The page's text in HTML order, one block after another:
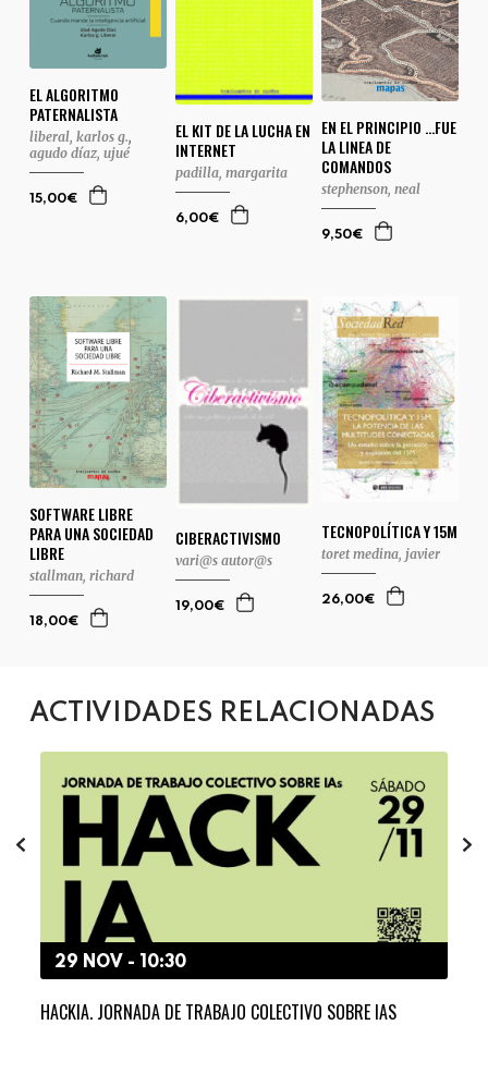
EL ALGORITMO
PATERNALISTA
liberal, karlos g.,
agudo díaz, ujué
15,00€
EL KIT DE LA LUCHA EN
INTERNET
padilla, margarita
6,00€
EN EL PRINCIPIO ...FUE
LA LINEA DE
COMANDOS
stephenson, neal
9,50€
SOFTWARE LIBRE
PARA UNA SOCIEDAD
LIBRE
stallman, richard
18,00€
CIBERACTIVISMO
vari@s autor@s
19,00€
TECNOPOLÍTICA Y 15M
toret medina, javier
26,00€
ACTIVIDADES RELACIONADAS
29 NOV - 10:30
HACKIA. JORNADA DE TRABAJO COLECTIVO SOBRE IAS